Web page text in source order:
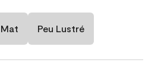
Mat Peu Lustré